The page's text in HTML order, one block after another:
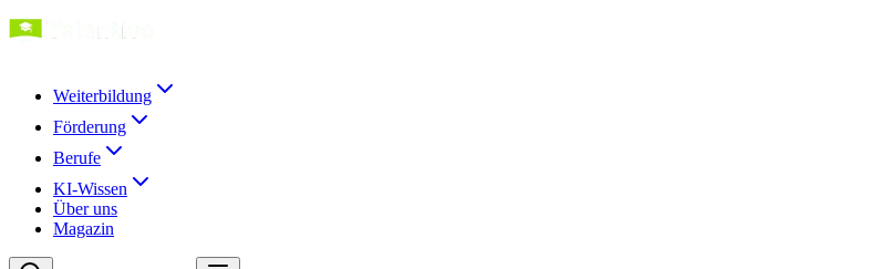
Weiterbildung
Förderung
Berufe
KI-Wissen
Über uns
Magazin